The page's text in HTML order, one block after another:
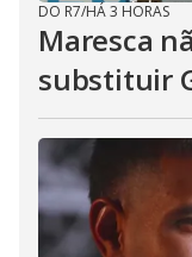
DO R7/HÁ 3 HORAS
Maresca
substituir